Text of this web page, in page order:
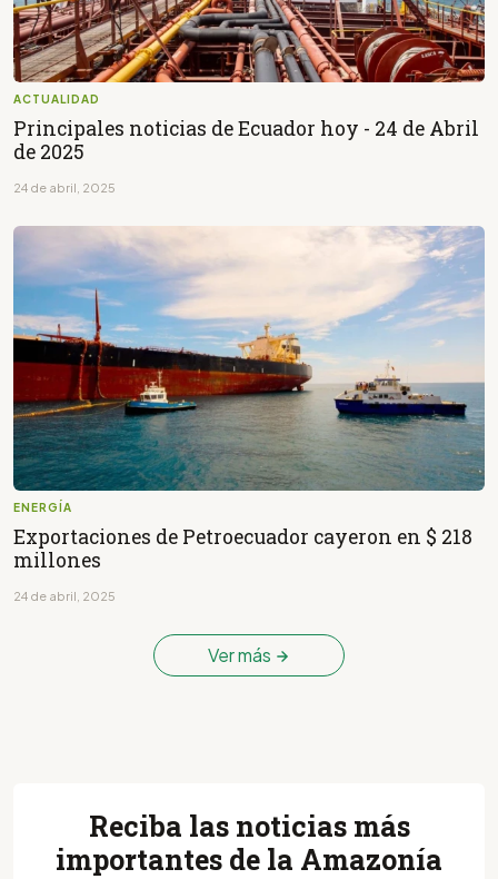
ACTUALIDAD
Principales noticias de Ecuador hoy - 24 de Abril
de 2025
24 de abril, 2025
ENERGÍA
Exportaciones de Petroecuador cayeron en $ 218
millones
24 de abril, 2025
Ver más
Reciba las noticias más
importantes de la Amazonía